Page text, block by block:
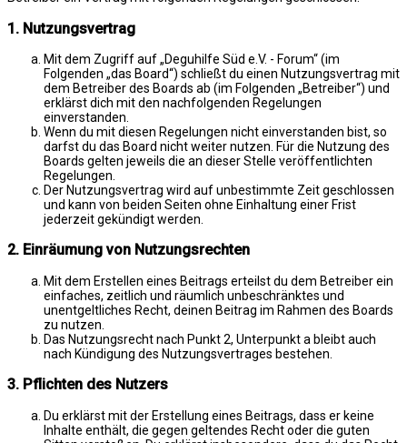
1. Nutzungsvertrag
Mit dem Zugriff auf „Deguhilfe Süd e.V. - Forum“ (im
Folgenden „das Board“) schließt du einen Nutzungsvertrag mit
dem Betreiber des Boards ab (im Folgenden „Betreiber“) und
erklärst dich mit den nachfolgenden Regelungen
einverstanden.
Wenn du mit diesen Regelungen nicht einverstanden bist, so
darfst du das Board nicht weiter nutzen. Für die Nutzung des
Boards gelten jeweils die an dieser Stelle veröffentlichten
Regelungen.
Der Nutzungsvertrag wird auf unbestimmte Zeit geschlossen
und kann von beiden Seiten ohne Einhaltung einer Frist
jederzeit gekündigt werden.
2. Einräumung von Nutzungsrechten
Mit dem Erstellen eines Beitrags erteilst du dem Betreiber ein
einfaches, zeitlich und räumlich unbeschränktes und
unentgeltliches Recht, deinen Beitrag im Rahmen des Boards
zu nutzen.
Das Nutzungsrecht nach Punkt 2, Unterpunkt a bleibt auch
nach Kündigung des Nutzungsvertrages bestehen.
3. Pflichten des Nutzers
Du erklärst mit der Erstellung eines Beitrags, dass er keine
Inhalte enthält, die gegen geltendes Recht oder die guten